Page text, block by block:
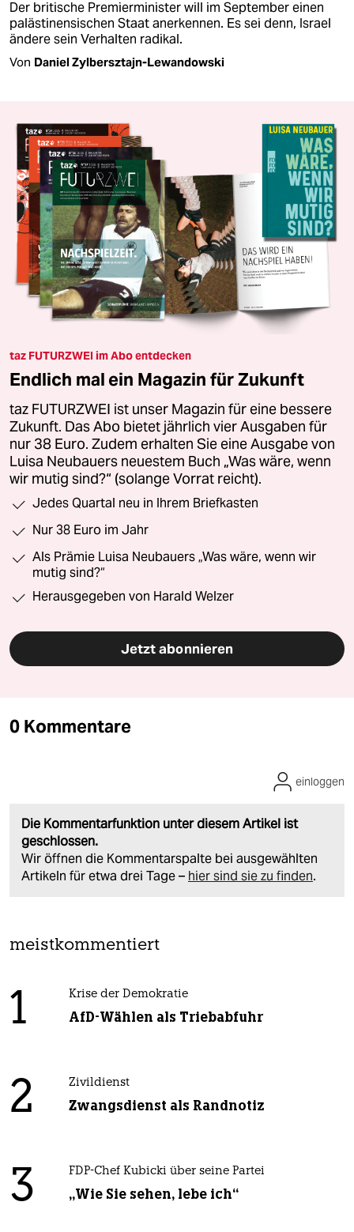
Der britische Premierminister will im September einen
palästinensischen Staat anerkennen. Es sei denn, Israel
ändere sein Verhalten radikal.
Von Daniel Zylbersztajn-Lewandowski
taz FUTURZWEI im Abo entdecken
Endlich mal ein Magazin für Zukunft
taz FUTURZWEI ist unser Magazin für eine bessere
Zukunft. Das Abo bietet jährlich vier Ausgaben für
nur 38 Euro. Zudem erhalten Sie eine Ausgabe von
Luisa Neubauers neuestem Buch „Was wäre, wenn
wir mutig sind?“ (solange Vorrat reicht).
Jedes Quartal neu in Ihrem Briefkasten
Nur 38 Euro im Jahr
Als Prämie Luisa Neubauers „Was wäre, wenn wir
mutig sind?“
Herausgegeben von Harald Welzer
Jetzt abonnieren
0 Kommentare
Die Kommentarfunktion unter diesem Artikel ist
geschlossen.
Wir öffnen die Kommentarspalte bei ausgewählten
Artikeln für etwa drei Tage – hier sind sie zu finden.
einloggen
meistkommentiert
1 Krise der Demokratie
AfD-Wählen als Triebabfuhr
2 Zivildienst
Zwangsdienst als Randnotiz
3 FDP-Chef Kubicki über seine Partei
„Wie Sie sehen, lebe ich“